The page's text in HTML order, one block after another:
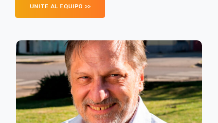
UNITE AL EQUIPO >>